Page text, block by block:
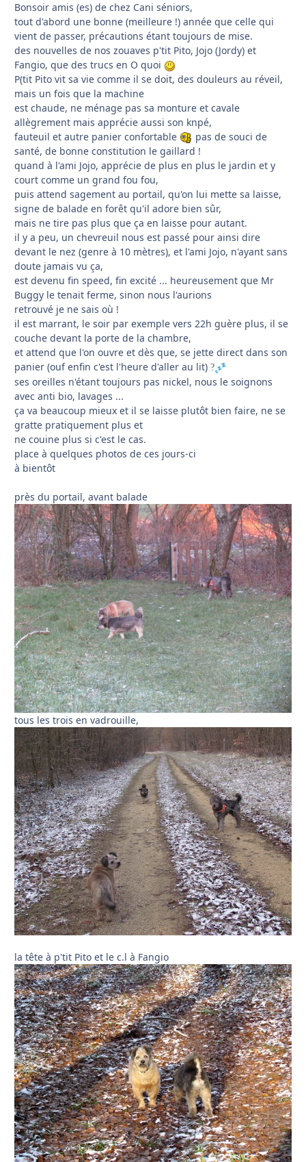
Bonsoir amis (es) de chez Cani séniors,
tout d'abord une bonne (meilleure !) année que celle qui
vient de passer, précautions étant toujours de mise.
des nouvelles de nos zouaves p'tit Pito, Jojo (Jordy) et
Fangio, que des trucs en O quoi
P(tit Pito vit sa vie comme il se doit, des douleurs au réveil,
mais un fois que la machine
est chaude, ne ménage pas sa monture et cavale
allègrement mais apprécie aussi son knpé,
fauteuil et autre panier confortable
pas de souci de
santé, de bonne constitution le gaillard !
quand à l'ami Jojo, apprécie de plus en plus le jardin et y
court comme un grand fou fou,
puis attend sagement au portail, qu'on lui mette sa laisse,
signe de balade en forêt qu'il adore bien sûr,
mais ne tire pas plus que ça en laisse pour autant.
il y a peu, un chevreuil nous est passé pour ainsi dire
devant le nez (genre à 10 mètres), et l'ami Jojo, n'ayant sans
doute jamais vu ça,
est devenu fin speed, fin excité ... heureusement que Mr
Buggy le tenait ferme, sinon nous l'aurions
retrouvé je ne sais où !
il est marrant, le soir par exemple vers 22h guère plus, il se
couche devant la porte de la chambre,
et attend que l'on ouvre et dès que, se jette direct dans son
panier (ouf enfin c'est l'heure d'aller au lit) ?
ses oreilles n'étant toujours pas nickel, nous le soignons
avec anti bio, lavages ...
ça va beaucoup mieux et il se laisse plutôt bien faire, ne se
gratte pratiquement plus et
ne couine plus si c'est le cas.
place à quelques photos de ces jours-ci
à bientôt
près du portail, avant balade
tous les trois en vadrouille,
la tête à p'tit Pito et le c.l à Fangio